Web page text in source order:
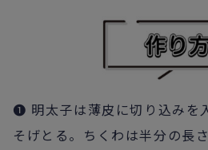
❶ 明太子は薄皮に切り込みを
そげとる。ちくわは半分の長